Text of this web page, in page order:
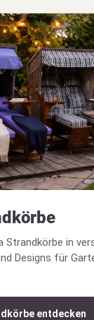
Strandkörbe in
Designs für
entdecken